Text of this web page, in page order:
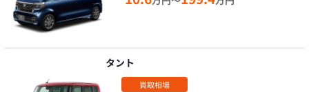
タント
買取相場